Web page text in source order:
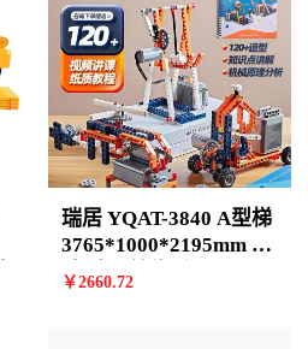
瑞居 YQAT-3840 A型梯
3765*1000*2195mm 11
阶 计价单位:个
￥2660.72